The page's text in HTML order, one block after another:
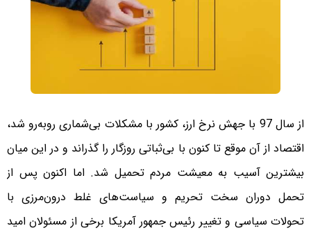
از سال 97 با جهش نرخ ارز، کشور با مشکلات بی‌شماری روبه‌رو شد،
اقتصاد از آن موقع تا کنون با بی‌ثباتی روزگار را گذراند و در این میان
بیشترین آسیب به معیشت مردم تحمیل شد. اما اکنون پس از
تحمل دوران سخت تحریم و سیاست‌های غلط درون‌مرزی با
تحولات سیاسی و تغییر رئیس جمهور آمریکا برخی از مسئولان امید